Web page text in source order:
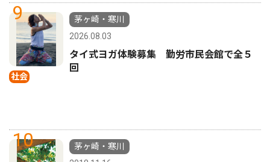
9
社会
茅ヶ崎・寒川
2026.08.03
タイ式ヨガ体験募集 勤労市民会館で全５
回
10
茅ヶ崎・寒川